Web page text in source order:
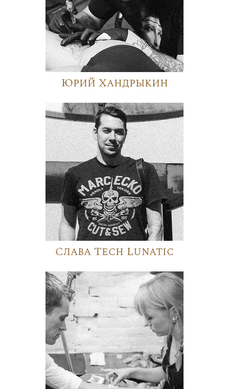
Юрий Хандрыкин
Слава Tech Lunatic